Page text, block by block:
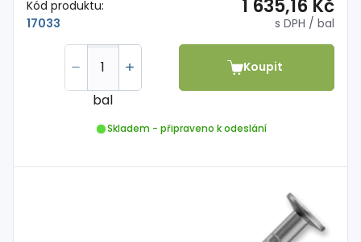
Kód produktu:
17033
1 635,16 Kč
s DPH / bal
bal
Koupit
Skladem - připraveno k odeslání